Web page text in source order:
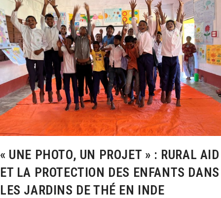
« UNE PHOTO, UN PROJET » : RURAL AID
ET LA PROTECTION DES ENFANTS DANS
LES JARDINS DE THÉ EN INDE